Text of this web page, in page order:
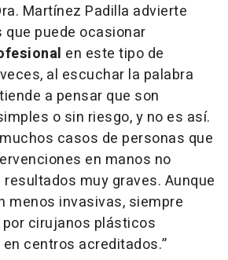
Martínez Padilla advierte
puede ocasionar
en este tipo de
al escuchar la palabra
a pensar que son
o sin riesgo, y no es así.
casos de personas que
en manos no
muy graves. Aunque
menos invasivas, siempre
cirujanos plásticos
centros acreditados.”